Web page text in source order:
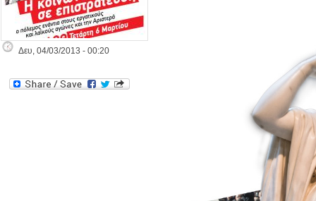
Δευ, 04/03/2013 - 00:20